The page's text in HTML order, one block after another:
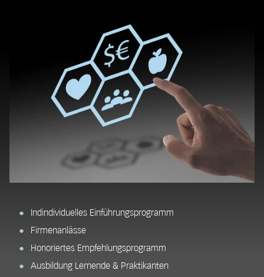
Indindividuelles Einführungsprogramm
Firmenanlässe
Honoriertes Empfehlungsprogramm
Ausbildung Lernende & Praktikanten